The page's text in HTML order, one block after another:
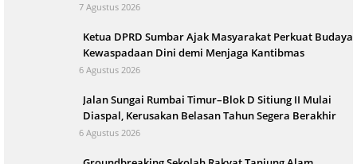
7 Agustus 2026
Ketua DPRD Sumbar Ajak Masyarakat Perkuat Budaya
Kewaspadaan Dini demi Menjaga Kantibmas
6 Agustus 2026
Jalan Sungai Rumbai Timur–Blok D Sitiung II Mulai
Diaspal, Kerusakan Belasan Tahun Segera Berakhir
6 Agustus 2026